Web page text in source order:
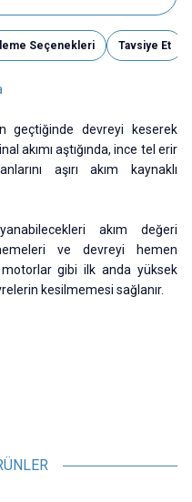
Seçenekleri Tavsiye Et
geçtiğinde devreyi keserek
akımı aştığında, ince tel erir
aşırı akım kaynaklı
akım değeri
ve devreyi hemen
gibi ilk anda yüksek
kesilmemesi sağlanır.